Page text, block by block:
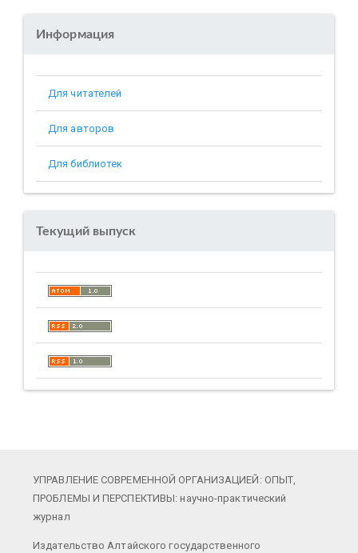
Информация
Для читателей
Для авторов
Для библиотек
Текущий выпуск
УПРАВЛЕНИЕ СОВРЕМЕННОЙ ОРГАНИЗАЦИЕЙ: ОПЫТ,
ПРОБЛЕМЫ И ПЕРСПЕКТИВЫ: научно-практический
журнал
Издательство Алтайского государственного